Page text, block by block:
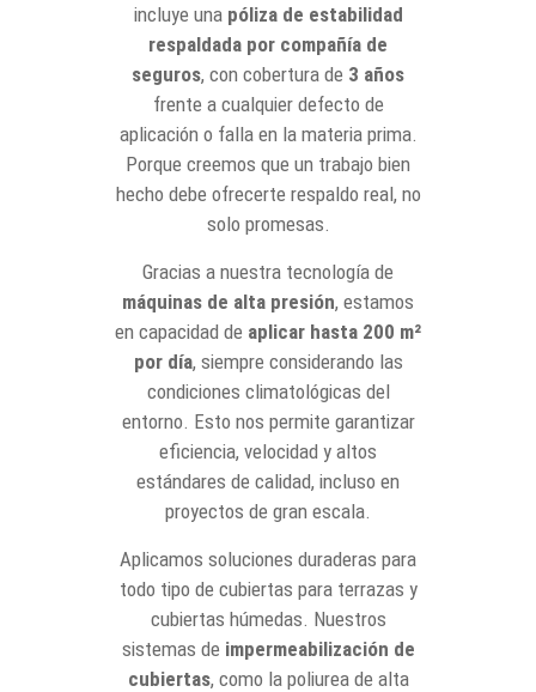
incluye una póliza de estabilidad
respaldada por compañía de
seguros, con cobertura de 3 años
frente a cualquier defecto de
aplicación o falla en la materia prima.
Porque creemos que un trabajo bien
hecho debe ofrecerte respaldo real, no
solo promesas.
Gracias a nuestra tecnología de
máquinas de alta presión, estamos
en capacidad de aplicar hasta 200 m²
por día, siempre considerando las
condiciones climatológicas del
entorno. Esto nos permite garantizar
eficiencia, velocidad y altos
estándares de calidad, incluso en
proyectos de gran escala.
Aplicamos soluciones duraderas para
todo tipo de cubiertas para terrazas y
cubiertas húmedas. Nuestros
sistemas de impermeabilización de
cubiertas, como la poliurea de alta